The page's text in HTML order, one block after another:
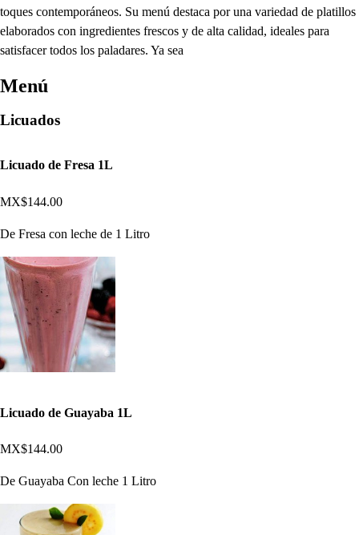
toques contemporáneos. Su menú destaca por una variedad de platillos
elaborados con ingredientes frescos y de alta calidad, ideales para
satisfacer todos los paladares. Ya sea
Menú
Licuados
Licuado de Fresa 1L
MX$144.00
De Fresa con leche de 1 Litro
Licuado de Guayaba 1L
MX$144.00
De Guayaba Con leche 1 Litro